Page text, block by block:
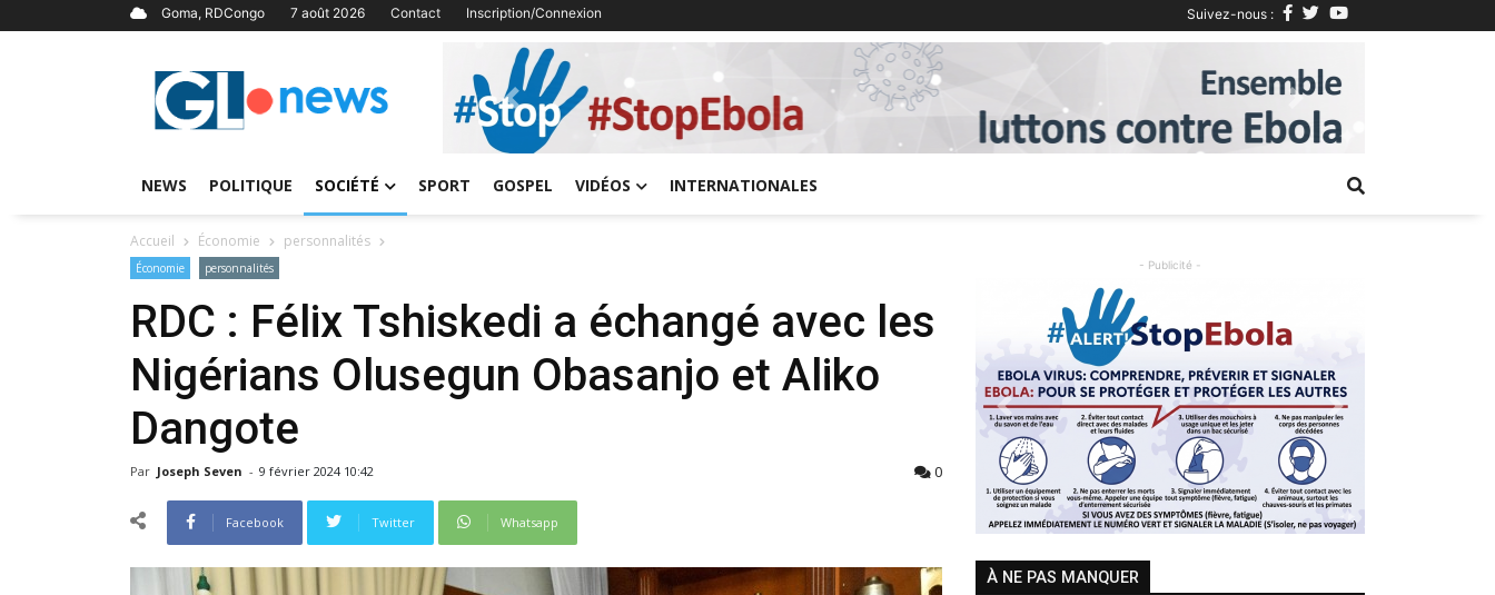
Goma, RDCongo 7 août 2026 Contact Inscription/Connexion Suivez-nous :
Previous Next
NEWS POLITIQUE SOCIÉTÉ SPORT GOSPEL VIDÉOS INTERNATIONALES
Accueil Économie personnalités
Économie personnalités
RDC : Félix Tshiskedi a échangé avec les
Nigérians Olusegun Obasanjo et Aliko
Dangote
Par Joseph Seven - 9 février 2024 10:42 0
Facebook Twitter Whatsapp
- Publicité -
Previous Next
À NE PAS MANQUER